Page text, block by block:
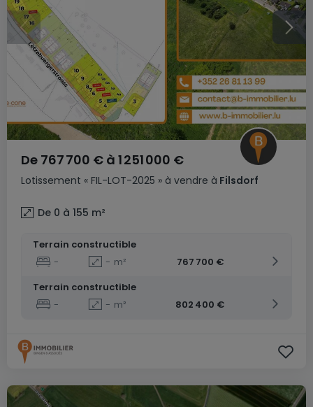
Lotissement « FIL-LOT-2025 » à vendre à Filsdorf
De 767 700 € à 1 251 000 €
De 0 à 155 m²
Terrain constructible
-
- m²
767 700 €
Terrain constructible
-
- m² 802 400 €